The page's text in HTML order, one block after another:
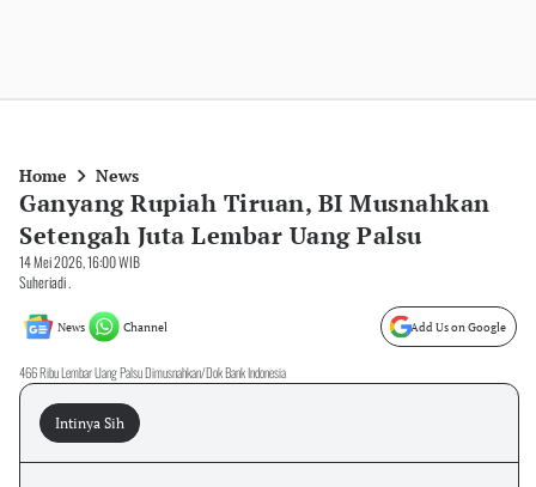
Home News
Ganyang Rupiah Tiruan, BI Musnahkan
Setengah Juta Lembar Uang Palsu
14 Mei 2026, 16:00 WIB
Suheriadi .
News Channel Add Us on Google
466 Ribu Lembar Uang Palsu Dimusnahkan/Dok Bank Indonesia
Intinya Sih